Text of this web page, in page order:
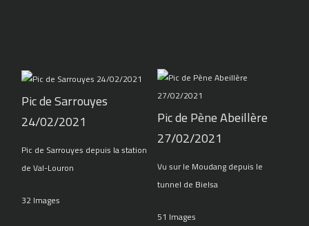
Pic de Sarrouyes
24/02/2021
Pic de Sarrouyes depuis la station
de Val-Louron
32 Images
Pic de Pène Abeillère
27/02/2021
Vu sur le Moudang depuis le
tunnel de Bielsa
51 Images